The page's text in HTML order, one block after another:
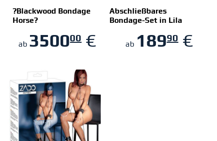
?Blackwood Bondage
Horse?
ab 350000€
Abschließbares
Bondage-Set in Lila
ab 18990€